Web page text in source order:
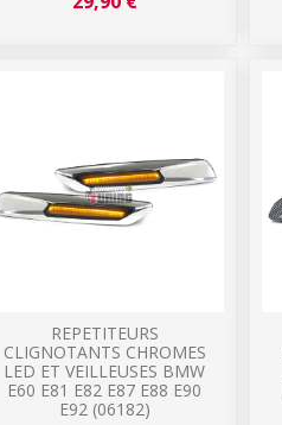
REPETITEURS
CLIGNOTANTS CHROMES
LED ET VEILLEUSES BMW
E60 E81 E82 E87 E88 E90
E92 (06182)